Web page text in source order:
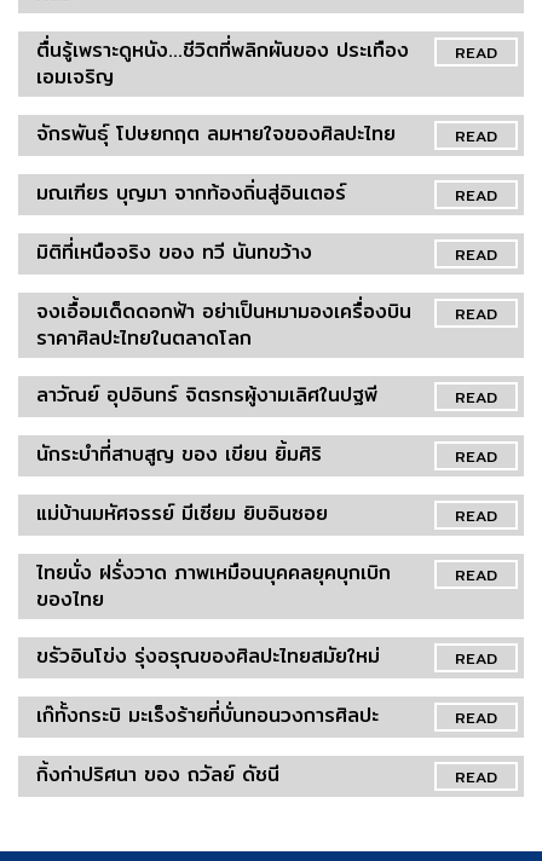
READ
ตื่นรู้เพราะดูหนัง...ชีวิตที่พลิกผันของ ประเทือง
เอมเจริญ
READ
จักรพันธุ์ โปษยกฤต ลมหายใจของศิลปะไทย
READ
มณเฑียร บุญมา จากท้องถิ่นสู่อินเตอร์
READ
มิติที่เหนือจริง ของ ทวี นันทขว้าง
READ
จงเอื้อมเด็ดดอกฟ้า อย่าเป็นหมามองเครื่องบิน
ราคาศิลปะไทยในตลาดโลก
READ
ลาวัณย์ อุปอินทร์ จิตรกรผู้งามเลิศในปฐพี
READ
นักระบำที่สาบสูญ ของ เขียน ยิ้มศิริ
READ
แม่บ้านมหัศจรรย์ มีเซียม ยิบอินซอย
READ
ไทยนั่ง ฝรั่งวาด ภาพเหมือนบุคคลยุคบุกเบิก
ของไทย
READ
ขรัวอินโข่ง รุ่งอรุณของศิลปะไทยสมัยใหม่
READ
เก๊ทั้งกระบิ มะเร็งร้ายที่บั่นทอนวงการศิลปะ
READ
กิ้งก่าปริศนา ของ ถวัลย์ ดัชนี